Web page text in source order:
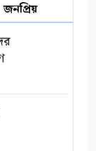
জনপ্রিয়